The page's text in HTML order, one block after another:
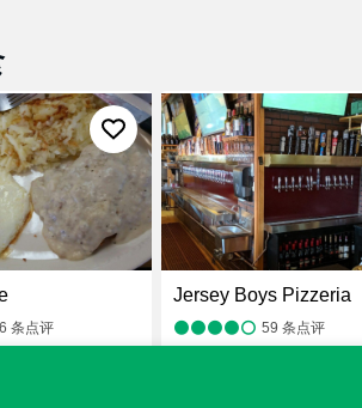
条点评
Jersey Boys Pizzeria
59 条点评